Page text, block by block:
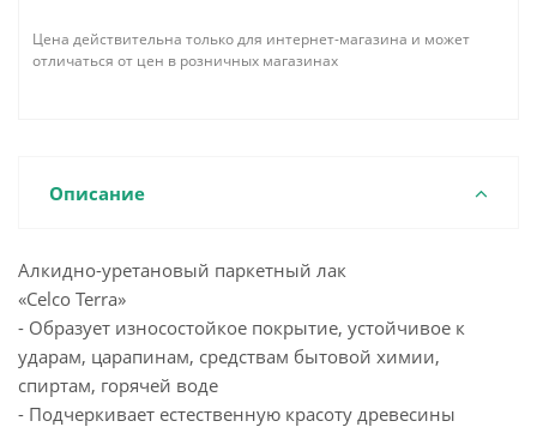
Цена действительна только для интернет-магазина и может
отличаться от цен в розничных магазинах
Описание
Алкидно-уретановый паркетный лак
«Celco Terra»
- Образует износостойкое покрытие, устойчивое к
ударам, царапинам, средствам бытовой химии,
спиртам, горячей воде
- Подчеркивает естественную красоту древесины